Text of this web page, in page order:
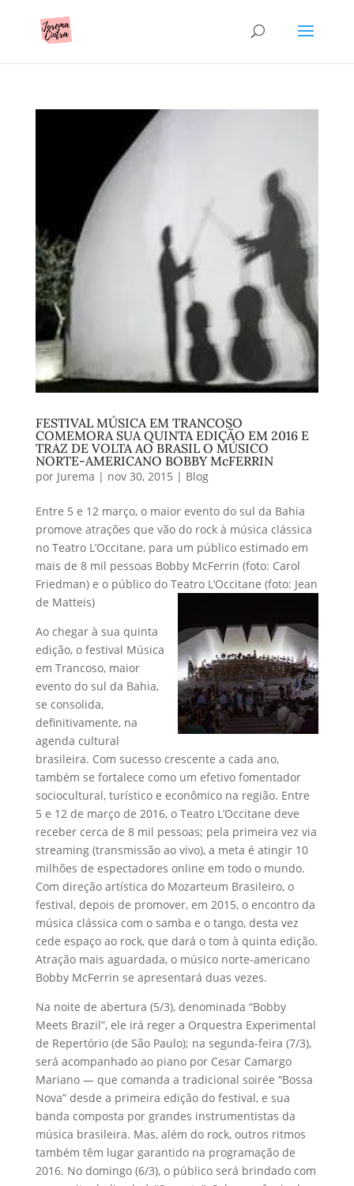
FESTIVAL MÚSICA EM TRANCOSO
COMEMORA SUA QUINTA EDIÇÃO EM 2016 E
TRAZ DE VOLTA AO BRASIL O MÚSICO
NORTE-AMERICANO BOBBY McFERRIN
por Jurema | nov 30, 2015 | Blog
Entre 5 e 12 março, o maior evento do sul da Bahia
promove atrações que vão do rock à música clássica
no Teatro L’Occitane, para um público estimado em
mais de 8 mil pessoas Bobby McFerrin (foto: Carol
Friedman) e o público do Teatro L’Occitane (foto: Jean
de Matteis)
Ao chegar à sua quinta
edição, o festival Música
em Trancoso, maior
evento do sul da Bahia,
se consolida,
definitivamente, na
agenda cultural
brasileira. Com sucesso crescente a cada ano,
também se fortalece como um efetivo fomentador
sociocultural, turístico e econômico na região. Entre
5 e 12 de março de 2016, o Teatro L’Occitane deve
receber cerca de 8 mil pessoas; pela primeira vez via
streaming (transmissão ao vivo), a meta é atingir 10
milhões de espectadores online em todo o mundo.
Com direção artística do Mozarteum Brasileiro, o
festival, depois de promover, em 2015, o encontro da
música clássica com o samba e o tango, desta vez
cede espaço ao rock, que dará o tom à quinta edição.
Atração mais aguardada, o músico norte-americano
Bobby McFerrin se apresentará duas vezes.
Na noite de abertura (5/3), denominada “Bobby
Meets Brazil”, ele irá reger a Orquestra Experimental
de Repertório (de São Paulo); na segunda-feira (7/3),
será acompanhado ao piano por Cesar Camargo
Mariano — que comanda a tradicional soirée “Bossa
Nova” desde a primeira edição do festival, e sua
banda composta por grandes instrumentistas da
música brasileira. Mas, além do rock, outros ritmos
também têm lugar garantido na programação de
2016. No domingo (6/3), o público será brindado com